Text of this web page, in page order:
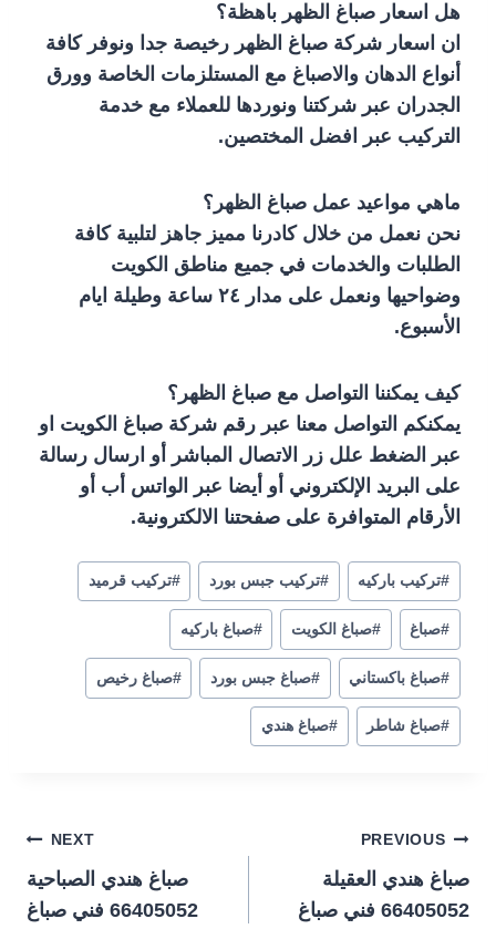
هل اسعار صباغ الظهر باهظة؟
ان اسعار شركة صباغ الظهر رخيصة جدا ونوفر كافة
أنواع الدهان والاصباغ مع المستلزمات الخاصة وورق
الجدران عبر شركتنا ونوردها للعملاء مع خدمة
التركيب عبر افضل المختصين.
ماهي مواعيد عمل صباغ الظهر؟
نحن نعمل من خلال كادرنا مميز جاهز لتلبية كافة
الطلبات والخدمات في جميع مناطق الكويت
وضواحيها ونعمل على مدار ٢٤ ساعة وطيلة ايام
الأسبوع.
كيف يمكننا التواصل مع صباغ الظهر؟
يمكنكم التواصل معنا عبر رقم شركة صباغ الكويت او
عبر الضغط علل زر الاتصال المباشر أو ارسال رسالة
على البريد الإلكتروني أو أيضا عبر الواتس أب أو
الأرقام المتوافرة على صفحتنا الالكترونية.
#تركيب باركيه #تركيب جبس بورد #تركيب قرميد
#صباغ #صباغ الكويت #صباغ باركيه
#صباغ باكستاني #صباغ جبس بورد #صباغ رخيص
#صباغ شاطر #صباغ هندي
تصفّح
المقالات
PREVIOUS
صباغ هندي العقيلة
66405052 فني صباغ
NEXT
صباغ هندي الصباحية
66405052 فني صباغ